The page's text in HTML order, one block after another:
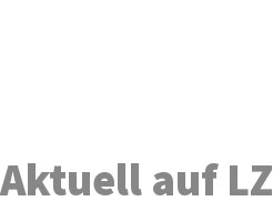
Aktuell auf LZ